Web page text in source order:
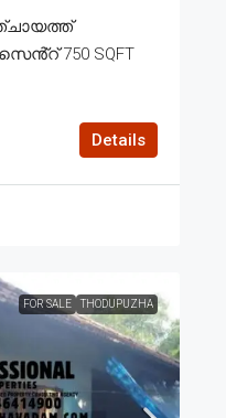
750 SQFT
Details
FOR SALE THODUPUZHA